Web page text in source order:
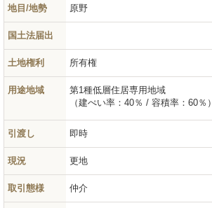
地目/地勢 原野
国土法届出
土地権利 所有権
用途地域
第1種低層住居専用地域
（建ぺい率：40％ / 容積率：60％）
引渡し 即時
現況 更地
取引態様 仲介